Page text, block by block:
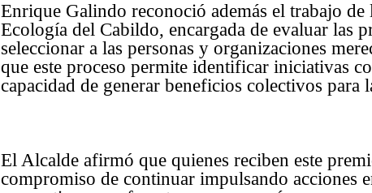
Enrique Galindo reconoció además el trabajo de
Ecología del Cabildo, encargada de evaluar las
seleccionar a las personas y organizaciones
que este proceso permite identificar iniciativas
capacidad de generar beneficios colectivos para
El Alcalde afirmó que quienes reciben este
compromiso de continuar impulsando acciones